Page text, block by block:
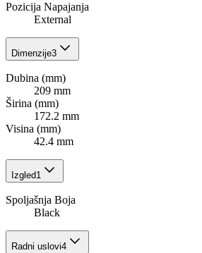
Pozicija Napajanja
External
Dimenzije3
Dubina (mm)
209 mm
Širina (mm)
172.2 mm
Visina (mm)
42.4 mm
Izgled1
Spoljašnja Boja
Black
Radni uslovi4